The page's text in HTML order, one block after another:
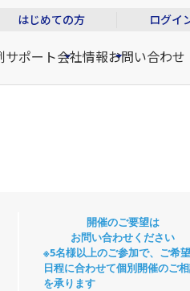
はじめての方 ログイ
サポート会社情報お問い合わせ
開催のご要望は
お問い合わせください
※5名様以上のご参加で、ご希
日程に合わせて個別開催のご
を承ります